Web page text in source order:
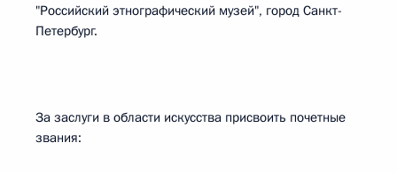
"Российский этнографический музей", город Санкт-
Петербург.
За заслуги в области искусства присвоить почетные
звания: